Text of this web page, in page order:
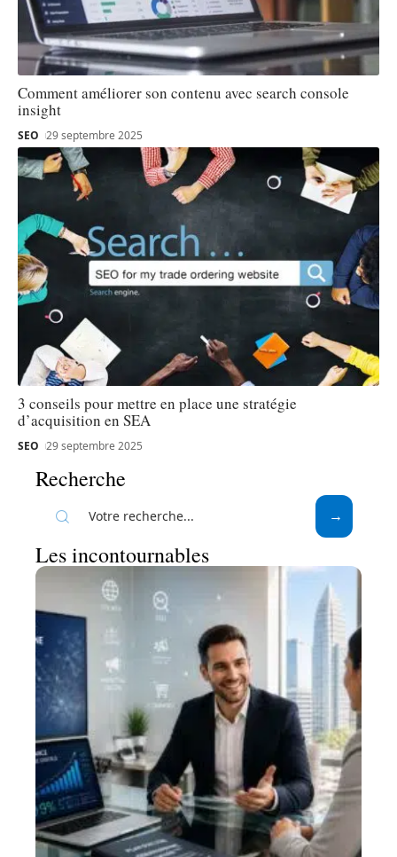
Comment améliorer son contenu avec search console
insight
SEO 29 septembre 2025
3 conseils pour mettre en place une stratégie
d’acquisition en SEA
SEO 29 septembre 2025
Recherche
Les incontournables